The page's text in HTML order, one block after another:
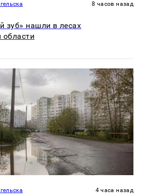
8 часов назад
зуб» нашли в лесах
области
4 часа назад